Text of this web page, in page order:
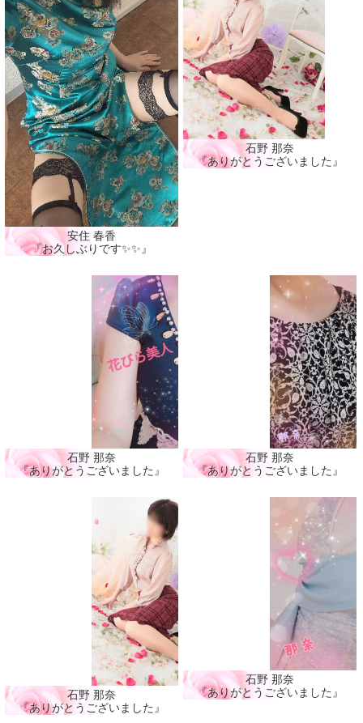
安住 春香
『お久しぶりです✨✨』
石野 那奈
『ありがとうございました』
石野 那奈
『ありがとうございました』
石野 那奈
『ありがとうございました』
石野 那奈
『ありがとうございました』
石野 那奈
『ありがとうございました』